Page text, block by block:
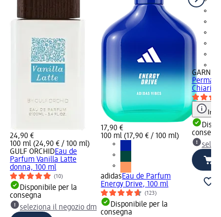
24,90 €
100 ml (24,90 € / 100 ml)
GULF ORCHIDEau de
Parfum Vanilla Latte
donna, 100 ml
(10)
Disponibile per la
consegna
seleziona il negozio dm
17,90 €
100 ml (17,90 € / 100 ml)
adidasEau de Parfum
Energy Drive, 100 ml
(123)
Disponibile per la
consegna